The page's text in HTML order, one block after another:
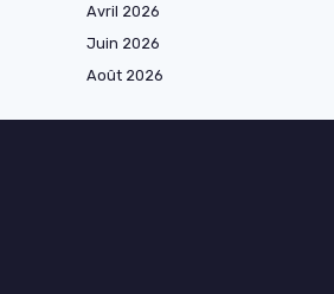
Avril 2026
Juin 2026
Août 2026